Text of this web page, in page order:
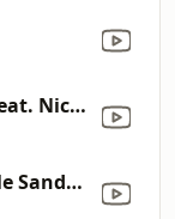
Beauty and a Beat (feat. Nicki Minaj)
Tuesday (feat. Danelle Sandoval)